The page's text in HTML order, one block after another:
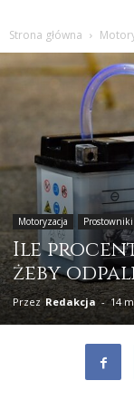
Strona główna
Motoryzacja
Ile
żeby
Przez Redakcja - 14